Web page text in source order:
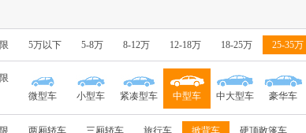
5万以下 5-8万 8-12万 12-18万 18-25万 25-35万
微型车
小型车 紧凑型车 中型车 中大型车 豪华车
两厢轿车 三厢轿车 旅行车 掀背车 硬顶敞篷车